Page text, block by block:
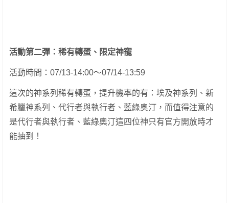
活動第二彈：稀有轉蛋、限定神寵
活動時間：07/13-14:00～07/14-13:59
這次的神系列稀有轉蛋，提升機率的有：埃及神系列、新
希臘神系列、代行者與執行者、藍綠奧汀，而值得注意的
是代行者與執行者、藍綠奧汀這四位神只有官方開放時才
能抽到！